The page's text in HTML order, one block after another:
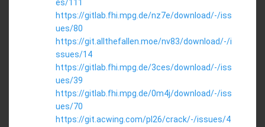
es/111
https://gitlab.fhi.mpg.de/nz7e/download/-/iss
ues/80
https://git.allthefallen.moe/nv83/download/-/i
ssues/14
https://gitlab.fhi.mpg.de/3ces/download/-/iss
ues/39
https://gitlab.fhi.mpg.de/0m4j/download/-/iss
ues/70
https://git.acwing.com/pl26/crack/-/issues/4